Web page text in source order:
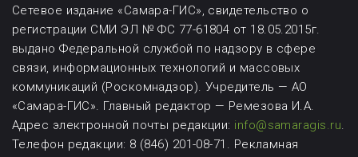
Сетевое издание «Самара-ГИС», свидетельство о
регистрации СМИ ЭЛ № ФС 77-61804 от 18.05.2015г.
выдано Федеральной службой по надзору в сфере
связи, информационных технологий и массовых
коммуникаций (Роскомнадзор). Учредитель — АО
«Самара-ГИС». Главный редактор — Ремезова И.А.
Адрес электронной почты редакции: info@samaragis.ru.
Телефон редакции: 8 (846) 201-08-71. Рекламная